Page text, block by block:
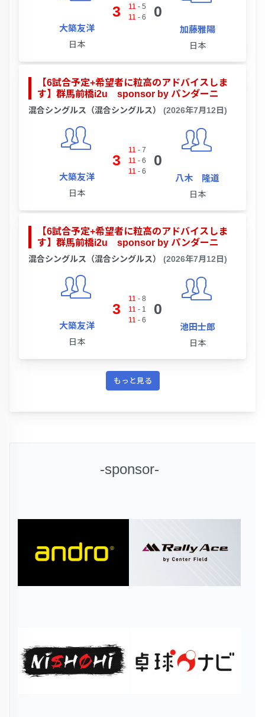
大築友洋
日本
3 11 - 5
11 - 6 0
加藤雅陽
日本
【6試合予定+希望者に粒高のアドバイスしま
す】群馬前橋i2u sponsor by パンダーニ
混合シングルス（混合シングルス） (2026年7月12日)
大築友洋
日本
3
11 - 7
11 - 6
11 - 6
0
八木 隆道
日本
【6試合予定+希望者に粒高のアドバイスしま
す】群馬前橋i2u sponsor by パンダーニ
混合シングルス（混合シングルス） (2026年7月12日)
大築友洋
日本
3
11 - 8
11 - 1
11 - 6
0
池田士郎
日本
もっと見る
-sponsor-